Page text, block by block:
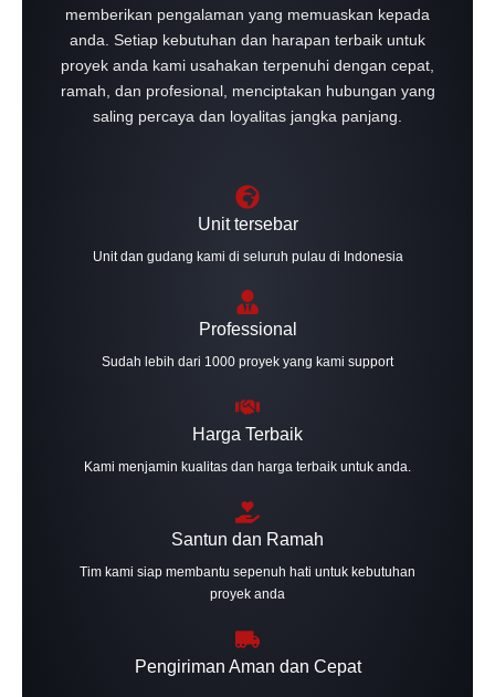
memberikan pengalaman yang memuaskan kepada
anda. Setiap kebutuhan dan harapan terbaik untuk
proyek anda kami usahakan terpenuhi dengan cepat,
ramah, dan profesional, menciptakan hubungan yang
saling percaya dan loyalitas jangka panjang.
Unit tersebar
Unit dan gudang kami di seluruh pulau di Indonesia
Professional
Sudah lebih dari 1000 proyek yang kami support
Harga Terbaik
Kami menjamin kualitas dan harga terbaik untuk anda.
Santun dan Ramah
Tim kami siap membantu sepenuh hati untuk kebutuhan
proyek anda
Pengiriman Aman dan Cepat